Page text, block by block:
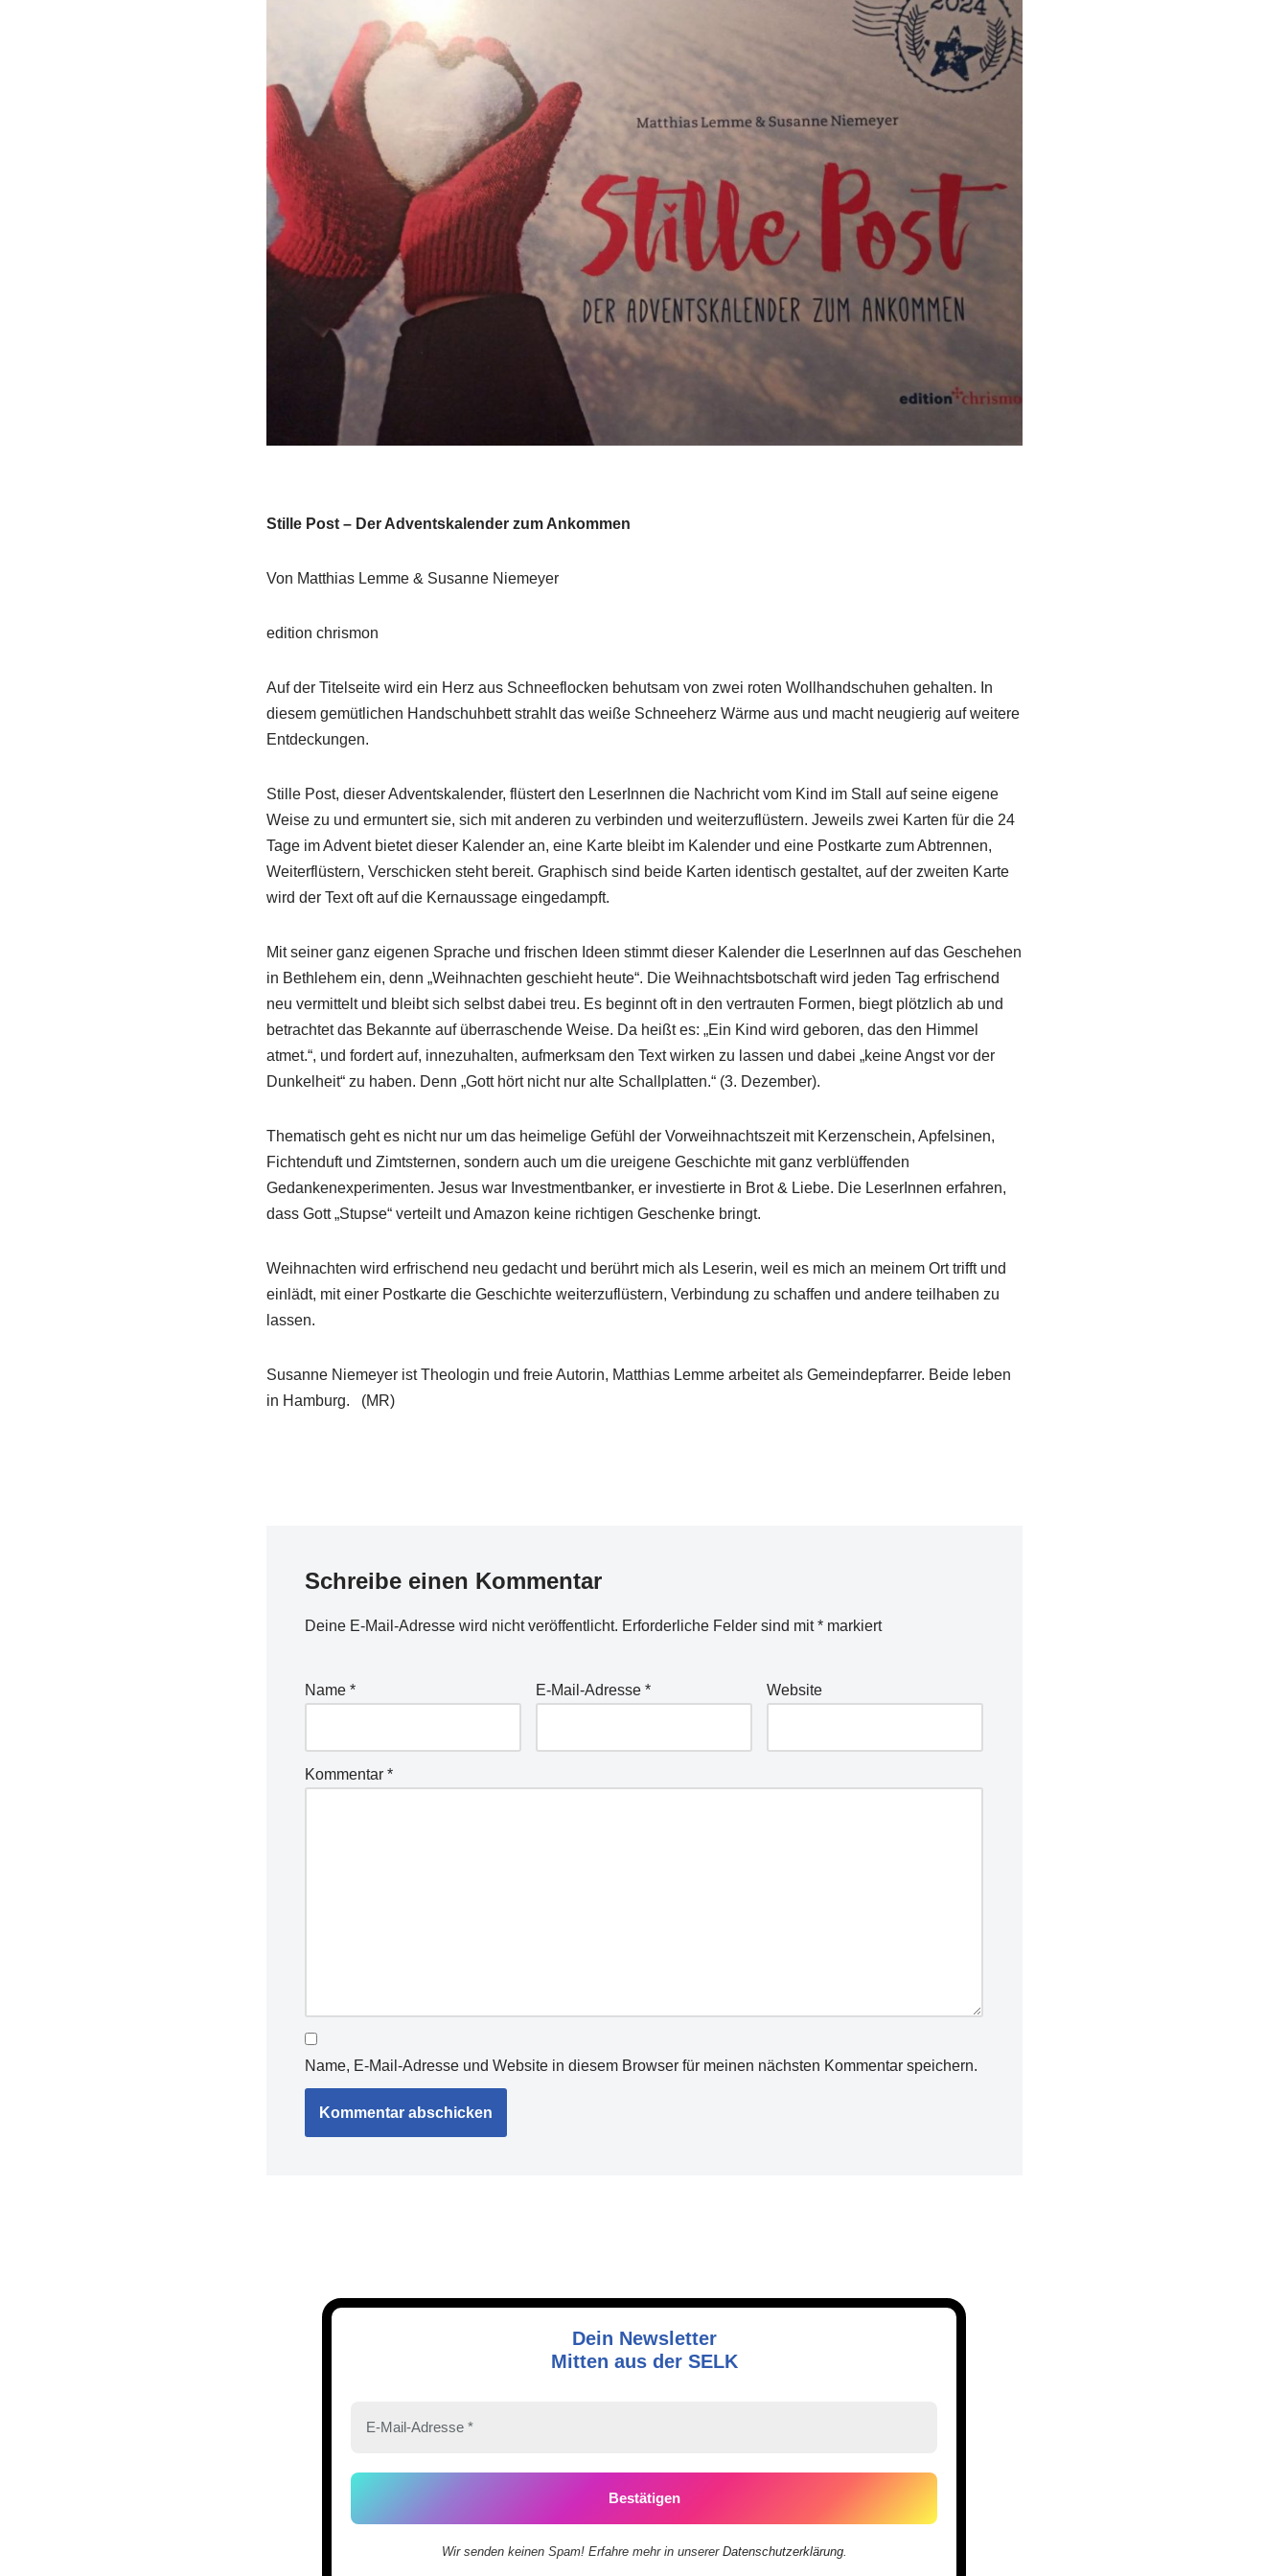
Stille Post – Der Adventskalender zum Ankommen
Von Matthias Lemme & Susanne Niemeyer
edition chrismon
Auf der Titelseite wird ein Herz aus Schneeflocken behutsam von zwei roten Wollhandschuhen gehalten. In
diesem gemütlichen Handschuhbett strahlt das weiße Schneeherz Wärme aus und macht neugierig auf weitere
Entdeckungen.
Stille Post, dieser Adventskalender, flüstert den LeserInnen die Nachricht vom Kind im Stall auf seine eigene
Weise zu und ermuntert sie, sich mit anderen zu verbinden und weiterzuflüstern. Jeweils zwei Karten für die 24
Tage im Advent bietet dieser Kalender an, eine Karte bleibt im Kalender und eine Postkarte zum Abtrennen,
Weiterflüstern, Verschicken steht bereit. Graphisch sind beide Karten identisch gestaltet, auf der zweiten Karte
wird der Text oft auf die Kernaussage eingedampft.
Mit seiner ganz eigenen Sprache und frischen Ideen stimmt dieser Kalender die LeserInnen auf das Geschehen
in Bethlehem ein, denn „Weihnachten geschieht heute“. Die Weihnachtsbotschaft wird jeden Tag erfrischend
neu vermittelt und bleibt sich selbst dabei treu. Es beginnt oft in den vertrauten Formen, biegt plötzlich ab und
betrachtet das Bekannte auf überraschende Weise. Da heißt es: „Ein Kind wird geboren, das den Himmel
atmet.“, und fordert auf, innezuhalten, aufmerksam den Text wirken zu lassen und dabei „keine Angst vor der
Dunkelheit“ zu haben. Denn „Gott hört nicht nur alte Schallplatten.“ (3. Dezember).
Thematisch geht es nicht nur um das heimelige Gefühl der Vorweihnachtszeit mit Kerzenschein, Apfelsinen,
Fichtenduft und Zimtsternen, sondern auch um die ureigene Geschichte mit ganz verblüffenden
Gedankenexperimenten. Jesus war Investmentbanker, er investierte in Brot & Liebe. Die LeserInnen erfahren,
dass Gott „Stupse“ verteilt und Amazon keine richtigen Geschenke bringt.
Weihnachten wird erfrischend neu gedacht und berührt mich als Leserin, weil es mich an meinem Ort trifft und
einlädt, mit einer Postkarte die Geschichte weiterzuflüstern, Verbindung zu schaffen und andere teilhaben zu
lassen.
Susanne Niemeyer ist Theologin und freie Autorin, Matthias Lemme arbeitet als Gemeindepfarrer. Beide leben
in Hamburg. (MR)
Schreibe einen Kommentar
Deine E-Mail-Adresse wird nicht veröffentlicht. Erforderliche Felder sind mit*markiert
Name * E-Mail-Adresse * Website
Kommentar *
Name, E-Mail-Adresse und Website in diesem Browser für meinen nächsten Kommentar speichern.
Dein Newsletter
Mitten aus der SELK
Wir senden keinen Spam! Erfahre mehr in unserer Datenschutzerklärung.